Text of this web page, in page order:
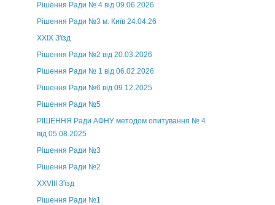
Рішення Ради № 4 від 09.06.2026
Рішення Ради №3 м. Київ 24.04.26
XXІХ З'їзд
Рішення Ради №2 від 20.03.2026
Рішення Ради № 1 від 06.02.2026
Рішення Ради №6 від 09.12.2025
Рішення Ради №5
РІШЕННЯ Ради АФНУ методом опитування № 4
від 05.08.2025
Рішення Ради №3
Рішення Ради №2
XXVIII З'їзд
Рішення Ради №1